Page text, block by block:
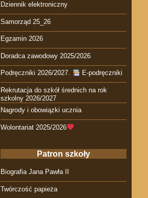
Dziennik elektroniczny
Samorząd 25_26
Egzamin 2026
Doradca zawodowy 2025/2026
Podręczniki 2026/2027. E-podręczniki
Rekrutacja do szkół średnich na rok
szkolny 2026/2027
Nagrody i obowiązki ucznia
Wolontariat 2025/2026
Patron szkoły
Biografia Jana Pawła II
Twórczość papieża